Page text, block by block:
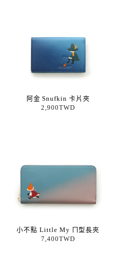
阿金 Snufkin 卡片夾
2,900TWD
小不點 Little My ㄇ型長夾
7,400TWD